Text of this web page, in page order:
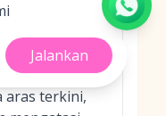
tinggi,
dan
aras terkini,
Jalankan